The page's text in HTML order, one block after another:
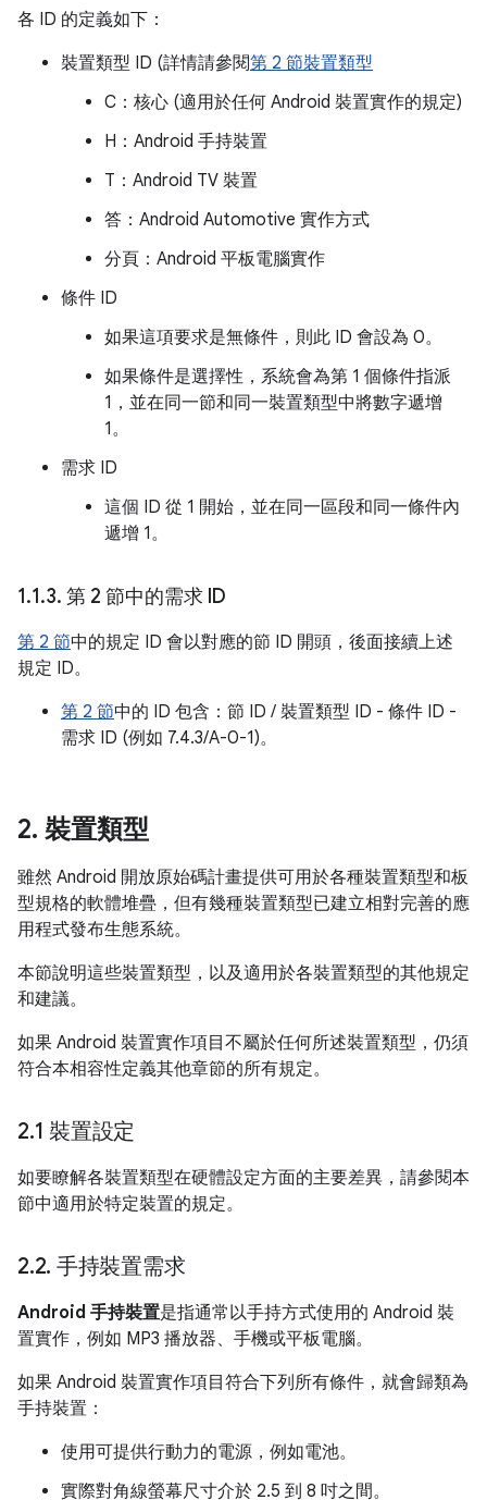
各 ID 的定義如下：
裝置類型 ID (詳情請參閱第 2 節裝置類型
C：核心 (適用於任何 Android 裝置實作的規定)
H：Android 手持裝置
T：Android TV 裝置
答：Android Automotive 實作方式
分頁：Android 平板電腦實作
條件 ID
如果這項要求是無條件，則此 ID 會設為 0。
如果條件是選擇性，系統會為第 1 個條件指派
1，並在同一節和同一裝置類型中將數字遞增
1。
需求 ID
這個 ID 從 1 開始，並在同一區段和同一條件內
遞增 1。
1.1.3. 第 2 節中的需求 ID
第 2 節中的規定 ID 會以對應的節 ID 開頭，後面接續上述
規定 ID。
第 2 節中的 ID 包含：節 ID / 裝置類型 ID - 條件 ID -
需求 ID (例如 7.4.3/A-0-1)。
2. 裝置類型
雖然 Android 開放原始碼計畫提供可用於各種裝置類型和板
型規格的軟體堆疊，但有幾種裝置類型已建立相對完善的應
用程式發布生態系統。
本節說明這些裝置類型，以及適用於各裝置類型的其他規定
和建議。
如果 Android 裝置實作項目不屬於任何所述裝置類型，仍須
符合本相容性定義其他章節的所有規定。
2.1 裝置設定
如要瞭解各裝置類型在硬體設定方面的主要差異，請參閱本
節中適用於特定裝置的規定。
2.2. 手持裝置需求
Android 手持裝置是指通常以手持方式使用的 Android 裝
置實作，例如 MP3 播放器、手機或平板電腦。
如果 Android 裝置實作項目符合下列所有條件，就會歸類為
手持裝置：
使用可提供行動力的電源，例如電池。
實際對角線螢幕尺寸介於 2.5 到 8 吋之間。